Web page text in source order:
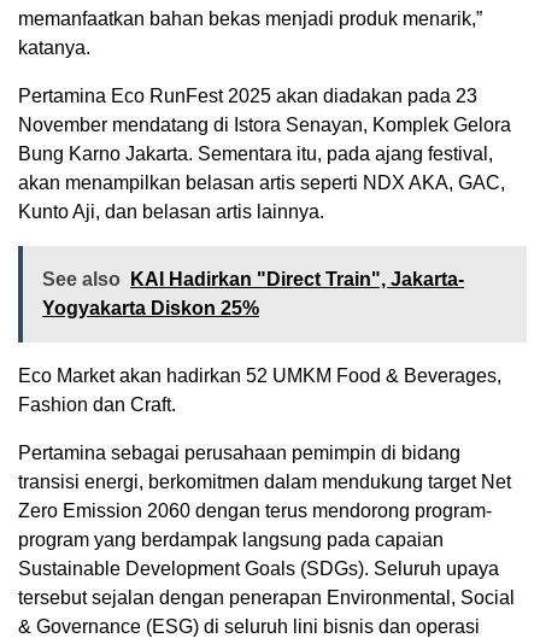
memanfaatkan bahan bekas menjadi produk menarik,”
katanya.
Pertamina Eco RunFest 2025 akan diadakan pada 23
November mendatang di Istora Senayan, Komplek Gelora
Bung Karno Jakarta. Sementara itu, pada ajang festival,
akan menampilkan belasan artis seperti NDX AKA, GAC,
Kunto Aji, dan belasan artis lainnya.
See also
KAI Hadirkan "Direct Train", Jakarta-
Yogyakarta Diskon 25%
Eco Market akan hadirkan 52 UMKM Food & Beverages,
Fashion dan Craft.
Pertamina sebagai perusahaan pemimpin di bidang
transisi energi, berkomitmen dalam mendukung target Net
Zero Emission 2060 dengan terus mendorong program-
program yang berdampak langsung pada capaian
Sustainable Development Goals (SDGs). Seluruh upaya
tersebut sejalan dengan penerapan Environmental, Social
& Governance (ESG) di seluruh lini bisnis dan operasi